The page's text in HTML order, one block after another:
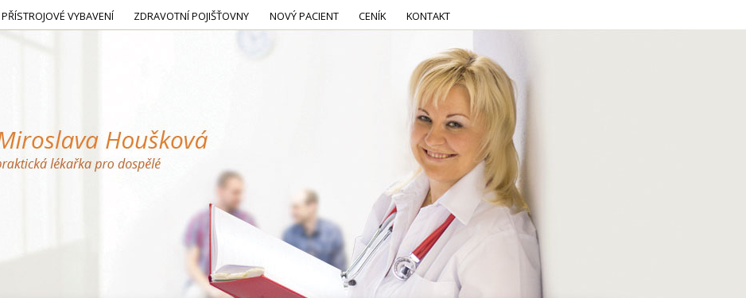
PŘÍSTROJOVÉ VYBAVENÍ ZDRAVOTNÍ POJIŠŤOVNY NOVÝ PACIENT CENÍK KONTAKT